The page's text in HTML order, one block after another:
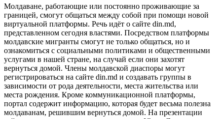
Молдаване, работающие или постоянно проживающие за
границей, смогут общаться между собой при помощи новой
виртуальной платформы. Речь идёт о сайте din.md,
представленном сегодня властями. Посредством платформы
молдавские мигранты смогут не только общаться, но и
ознакомиться с социальными политиками и общественными
услугами в нашей стране, на случай если они захотят
вернуться домой. Члены молдавской диаспоры могут
регистрироваться на сайте din.md и создавать группы в
зависимости от рода деятельности, места жительства или
места рождения. Кроме коммуникационной платформы,
портал содержит информацию, которая будет весьма полезна
молдаванам, решившим вернуться домой. На презентации